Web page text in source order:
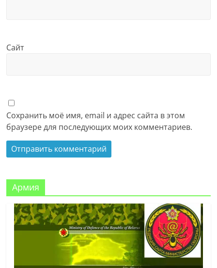
Сайт
Сохранить моё имя, email и адрес сайта в этом
браузере для последующих моих комментариев.
Армия